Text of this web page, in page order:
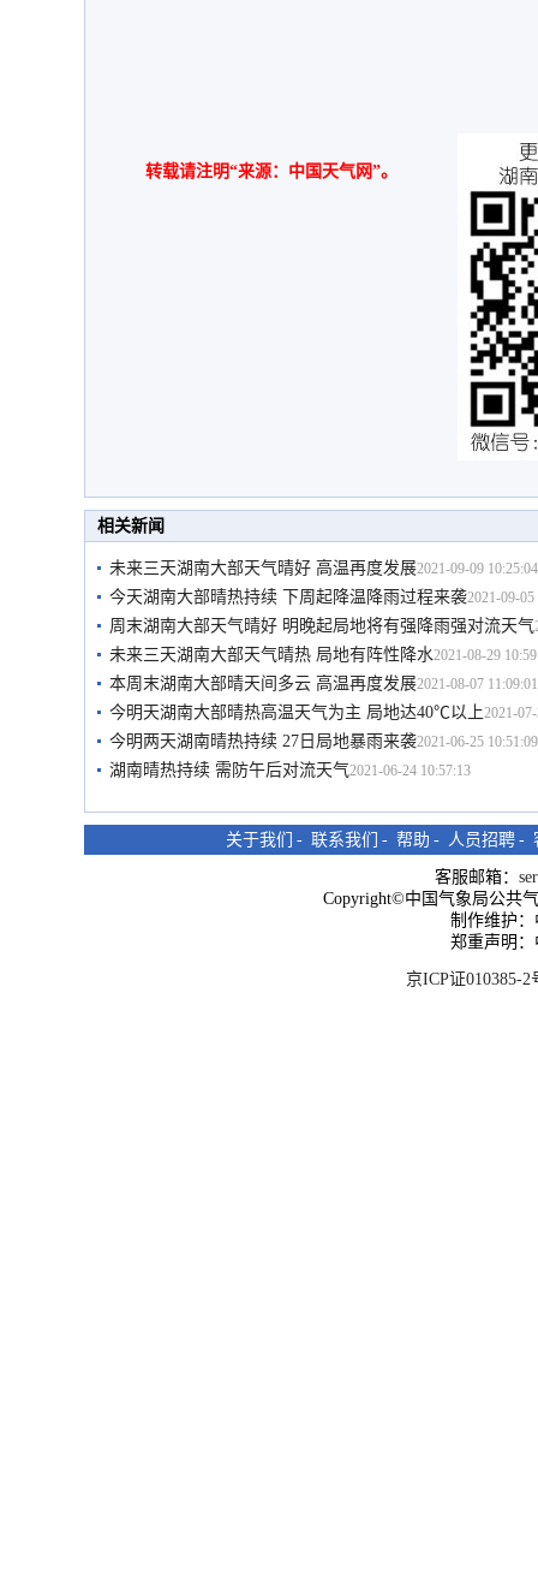
转载请注明“来源：中国天气网”。
相关新闻
未来三天湖南大部天气晴好 高温再度发展2021-09-09 10:25:04
今天湖南大部晴热持续 下周起降温降雨过程来袭2021-09-05
周末湖南大部天气晴好 明晚起局地将有强降雨强对流天气
未来三天湖南大部天气晴热 局地有阵性降水2021-08-29
本周末湖南大部晴天间多云 高温再度发展2021-08-07 11:09:01
今明天湖南大部晴热高温天气为主 局地达40℃以上2021-
今明两天湖南晴热持续 27日局地暴雨来袭2021-06-25 10:51:09
湖南晴热持续 需防午后对流天气2021-06-24 10:57:13
关于我们 - 联系我们 - 帮助 - 人员招聘 -
客服邮箱：
Copyright©中国气象局公共
制作维护
郑重声明
京ICP证010385-2